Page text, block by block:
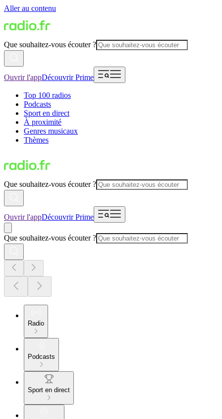
Aller au contenu
Que souhaitez-vous écouter ?
Ouvrir l'appDécouvrir Prime
Top 100 radios
Podcasts
Sport en direct
À proximité
Genres musicaux
Thèmes
Que souhaitez-vous écouter ?
Ouvrir l'appDécouvrir Prime
Que souhaitez-vous écouter ?
Radio
Podcasts
Sport en direct